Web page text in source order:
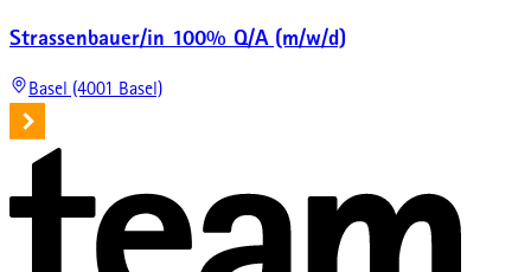
Strassenbauer/in 100% Q/A (m/w/d)
Basel (4001 Basel)